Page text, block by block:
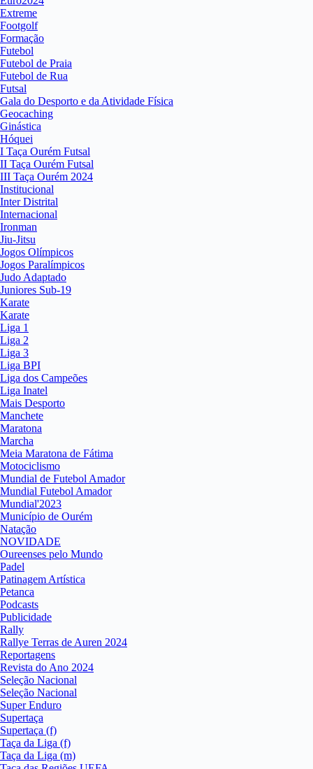
Extreme
Footgolf
Formação
Futebol
Futebol de Praia
Futebol de Rua
Futsal
Gala do Desporto e da Atividade Física
Geocaching
Ginástica
Hóquei
I Taça Ourém Futsal
II Taça Ourém Futsal
III Taça Ourém 2024
Institucional
Inter Distrital
Internacional
Ironman
Jiu-Jitsu
Jogos Olímpicos
Jogos Paralímpicos
Judo Adaptado
Juniores Sub-19
Karate
Karate
Liga 1
Liga 2
Liga 3
Liga BPI
Liga dos Campeões
Liga Inatel
Mais Desporto
Manchete
Maratona
Marcha
Meia Maratona de Fátima
Motociclismo
Mundial de Futebol Amador
Mundial Futebol Amador
Mundial'2023
Município de Ourém
Natação
NOVIDADE
Oureenses pelo Mundo
Padel
Patinagem Artística
Petanca
Podcasts
Publicidade
Rally
Rallye Terras de Auren 2024
Reportagens
Revista do Ano 2024
Seleção Nacional
Seleção Nacional
Super Enduro
Supertaça
Supertaça (f)
Taça da Liga (f)
Taça da Liga (m)